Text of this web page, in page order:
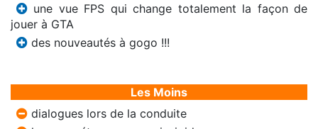
une vue FPS qui change totalement la façon de
jouer à GTA
des nouveautés à gogo !!!
Les Moins
dialogues lors de la conduite